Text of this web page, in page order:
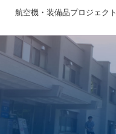
航空機・装備品プロジェクト